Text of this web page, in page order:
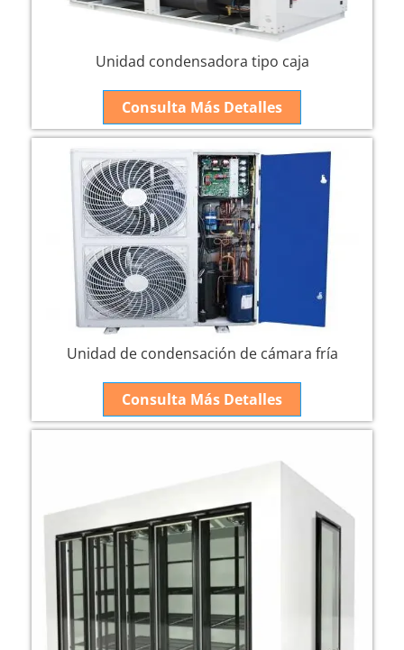
Unidad condensadora tipo caja
Consulta Más Detalles
Unidad de condensación de cámara fría
Consulta Más Detalles